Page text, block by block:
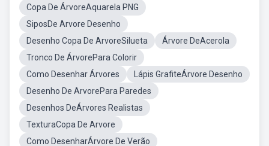
Copa De ÁrvoreAquarela PNG
SiposDe Arvore Desenho
Desenho Copa De ArvoreSilueta
Árvore DeAcerola
Tronco De ÁrvorePara Colorir
Como Desenhar Árvores
Lápis GrafiteÁrvore Desenho
Desenho De ArvorePara Paredes
Desenhos DeÁrvores Realistas
TexturaCopa De Arvore
Como DesenharÁrvore De Verão